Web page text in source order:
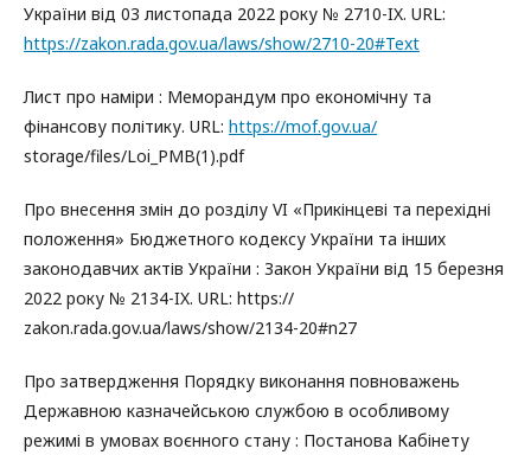
України від 03 листопада 2022 року № 2710-IX. URL:
https://zakon.rada.gov.ua/laws/show/2710-20#Text
Лист про наміри : Меморандум про економічну та
фінансову політику. URL: https://mof.gov.ua/
storage/files/Loi_PMB(1).pdf
Про внесення змін до розділу VI «Прикінцеві та перехідні
положення» Бюджетного кодексу України та інших
законодавчих актів України : Закон України від 15 березня
2022 року № 2134-IX. URL: https://
zakon.rada.gov.ua/laws/show/2134-20#n27
Про затвердження Порядку виконання повноважень
Державною казначейською службою в особливому
режимі в умовах воєнного стану : Постанова Кабінету